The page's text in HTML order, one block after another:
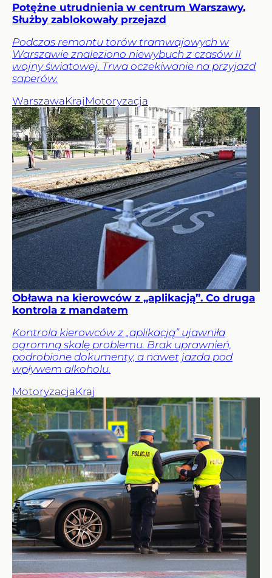
Potężne utrudnienia w centrum Warszawy.
Służby zablokowały przejazd
Podczas remontu torów tramwajowych w
Warszawie znaleziono niewybuch z czasów II
wojny światowej. Trwa oczekiwanie na przyjazd
saperów.
WarszawaKraj Motoryzacja
Obława na kierowców z „aplikacją”. Co druga
kontrola z mandatem
Kontrola kierowców z „aplikacją” ujawniła
ogromną skalę problemu. Brak uprawnień,
podrobione dokumenty, a nawet jazda pod
wpływem alkoholu.
MotoryzacjaKraj